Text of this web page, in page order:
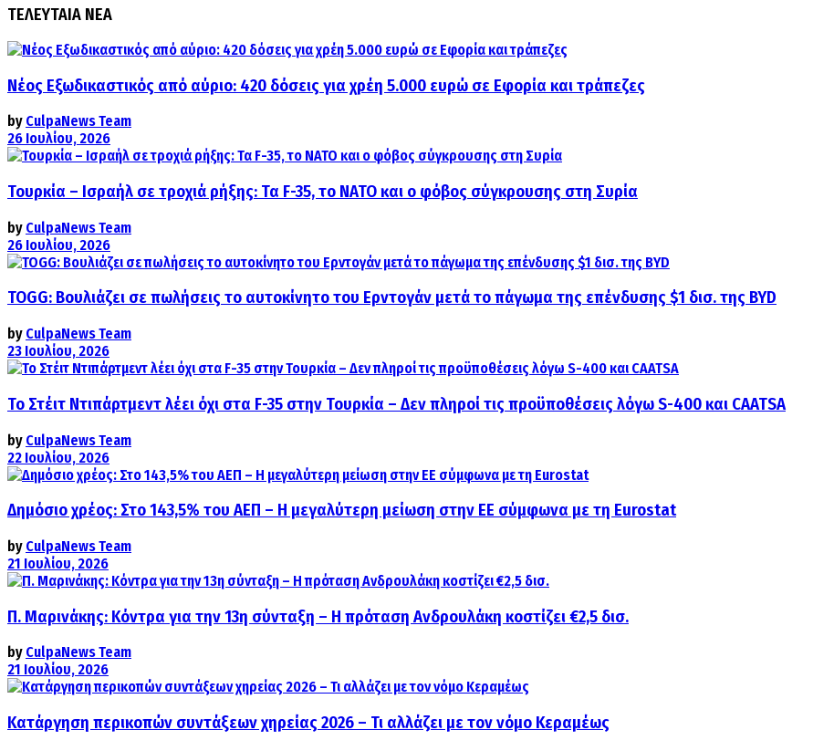
ΤΕΛΕΥΤΑΙΑ ΝΕΑ
Νέος Εξωδικαστικός από αύριο: 420 δόσεις για χρέη 5.000 ευρώ σε Εφορία και τράπεζες
by CulpaNews Team
26 Ιουλίου, 2026
Τουρκία – Ισραήλ σε τροχιά ρήξης: Τα F-35, το ΝΑΤΟ και ο φόβος σύγκρουσης στη Συρία
by CulpaNews Team
26 Ιουλίου, 2026
TOGG: Βουλιάζει σε πωλήσεις το αυτοκίνητο του Ερντογάν μετά το πάγωμα της επένδυσης $1 δισ. της BYD
by CulpaNews Team
23 Ιουλίου, 2026
Το Στέιτ Ντιπάρτμεντ λέει όχι στα F-35 στην Τουρκία – Δεν πληροί τις προϋποθέσεις λόγω S-400 και CAATSA
by CulpaNews Team
22 Ιουλίου, 2026
Δημόσιο χρέος: Στο 143,5% του ΑΕΠ – Η μεγαλύτερη μείωση στην ΕΕ σύμφωνα με τη Eurostat
by CulpaNews Team
21 Ιουλίου, 2026
Π. Μαρινάκης: Κόντρα για την 13η σύνταξη – Η πρόταση Ανδρουλάκη κοστίζει €2,5 δισ.
by CulpaNews Team
21 Ιουλίου, 2026
Κατάργηση περικοπών συντάξεων χηρείας 2026 – Τι αλλάζει με τον νόμο Κεραμέως